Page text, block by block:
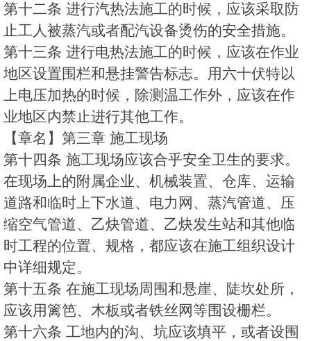
第十二条 进行汽热法施工的时候，应该采取防
止工人被蒸汽或者配汽设备烫伤的安全措施。
第十三条 进行电热法施工的时候，应该在作业
地区设置围栏和悬挂警告标志。用六十伏特以
上电压加热的时候，除测温工作外，应该在作
业地区内禁止进行其他工作。
【章名】第三章 施工现场
第十四条 施工现场应该合乎安全卫生的要求。
在现场上的附属企业、机械装置、仓库、运输
道路和临时上下水道、电力网、蒸汽管道、压
缩空气管道、乙炔管道、乙炔发生站和其他临
时工程的位置、规格，都应该在施工组织设计
中详细规定。
第十五条 在施工现场周围和悬崖、陡坎处所，
应该用篱笆、木板或者铁丝网等围设栅栏。
第十六条 工地内的沟、坑应该填平，或者设围